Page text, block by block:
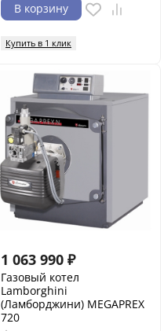
В корзину
Купить в 1 клик
1 063 990 ₽
Газовый котел
Lamborghini
(Ламборджини) MEGAPREX
720